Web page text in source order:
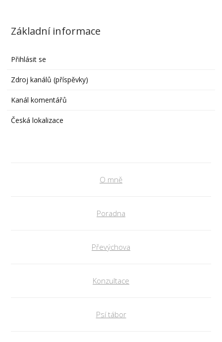
Základní informace
Přihlásit se
Zdroj kanálů (příspěvky)
Kanál komentářů
Česká lokalizace
O mně
Poradna
Převýchova
Konzultace
Psí tábor